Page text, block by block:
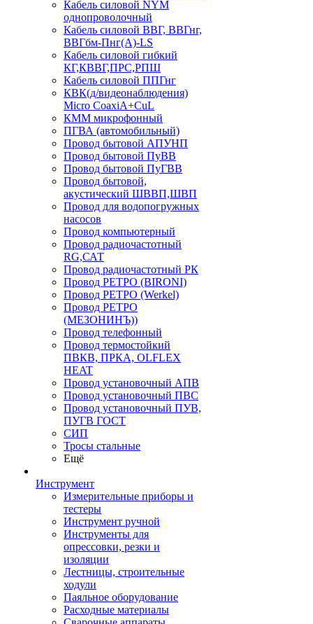
Кабель силовой NYM
однопроволочный
Кабель силовой ВВГ, ВВГнг,
ВВГбм-Пнг(А)-LS
Кабель силовой гибкий
КГ,КВВГ,ПРС,РПШ
Кабель силовой ППГнг
КВК(д/видеонаблюдения)
Micro CoaxiA+CuL
КММ микрофонный
ПГВА (автомобильный)
Провод бытовой АПУНП
Провод бытовой ПуВВ
Провод бытовой ПуГВВ
Провод бытовой,
акустический ШВВП,ШВП
Провод для водопогружных
насосов
Провод компьютерный
Провод радиочастотный
RG,САТ
Провод радиочастотный РК
Провод РЕТРО (BIRONI)
Провод РЕТРО (Werkel)
Провод РЕТРО
(МЕЗОНИНЪ))
Провод телефонный
Провод термостойкий
ПВКВ, ПРКА, OLFLEX
HEAT
Провод установочный АПВ
Провод установочный ПВС
Провод установочный ПУВ,
ПУГВ ГОСТ
СИП
Тросы стальные
Ещё
Инструмент
Измерительные приборы и
тестеры
Инструмент ручной
Инструменты для
опрессовки, резки и
изоляции
Лестницы, строительные
ходули
Паяльное оборудование
Расходные материалы